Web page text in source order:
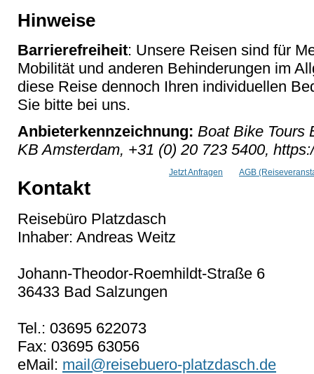
Hinweise
Barrierefreiheit: Unsere Reisen sind für
Mobilität und anderen Behinderungen im
diese Reise dennoch Ihren individuellen
Sie bitte bei uns.
Anbieterkennzeichnung: Boat Bike Tours
KB Amsterdam, +31 (0) 20 723 5400,
Jetzt Anfragen AGB
Kontakt
Reisebüro Platzdasch
Inhaber: Andreas Weitz
Johann-Theodor-Roemhildt-Straße 6
36433 Bad Salzungen
Tel.: 03695 622073
Fax: 03695 63056
eMail: mail@reisebuero-platzdasch.de